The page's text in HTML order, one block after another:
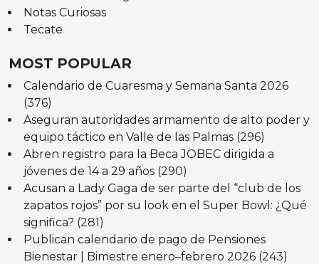
Notas Curiosas
Tecate
MOST POPULAR
Calendario de Cuaresma y Semana Santa 2026
(376)
Aseguran autoridades armamento de alto poder y
equipo táctico en Valle de las Palmas (296)
Abren registro para la Beca JOBEC dirigida a
jóvenes de 14 a 29 años (290)
Acusan a Lady Gaga de ser parte del “club de los
zapatos rojos” por su look en el Super Bowl: ¿Qué
significa? (281)
Publican calendario de pago de Pensiones
Bienestar | Bimestre enero–febrero 2026 (243)